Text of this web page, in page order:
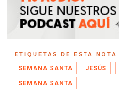
ETIQUETAS DE ESTA NOTA
SEMANA SANTA JESÚS
SEMANA SANTA